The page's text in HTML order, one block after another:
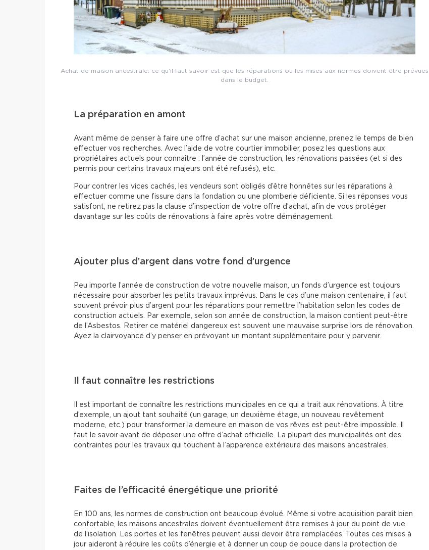
Achat de maison ancestrale: ce qu'il faut savoir est que les réparations ou les mises aux normes doivent être prévues
dans le budget.
La préparation en amont
Avant même de penser à faire une offre d’achat sur une maison ancienne, prenez le temps de bien
effectuer vos recherches. Avec l’aide de votre courtier immobilier, posez les questions aux
propriétaires actuels pour connaître : l’année de construction, les rénovations passées (et si des
permis pour certains travaux majeurs ont été refusés), etc.
Pour contrer les vices cachés, les vendeurs sont obligés d’être honnêtes sur les réparations à
effectuer comme une fissure dans la fondation ou une plomberie déficiente. Si les réponses vous
satisfont, ne retirez pas la clause d’inspection de votre offre d’achat, afin de vous protéger
davantage sur les coûts de rénovations à faire après votre déménagement.
Ajouter plus d’argent dans votre fond d’urgence
Peu importe l’année de construction de votre nouvelle maison, un fonds d’urgence est toujours
nécessaire pour absorber les petits travaux imprévus. Dans le cas d’une maison centenaire, il faut
souvent prévoir plus d’argent pour les réparations pour remettre l’habitation selon les codes de
construction actuels. Par exemple, selon son année de construction, la maison contient peut-être
de l’Asbestos. Retirer ce matériel dangereux est souvent une mauvaise surprise lors de rénovation.
Ayez la clairvoyance d’y penser en prévoyant un montant supplémentaire pour y parvenir.
Il faut connaître les restrictions
Il est important de connaître les restrictions municipales en ce qui a trait aux rénovations. À titre
d’exemple, un ajout tant souhaité (un garage, un deuxième étage, un nouveau revêtement
moderne, etc.) pour transformer la demeure en maison de vos rêves est peut-être impossible. Il
faut le savoir avant de déposer une offre d’achat officielle. La plupart des municipalités ont des
contraintes pour les travaux qui touchent à l’apparence extérieure des maisons ancestrales.
Faites de l’efficacité énergétique une priorité
En 100 ans, les normes de construction ont beaucoup évolué. Même si votre acquisition paraît bien
confortable, les maisons ancestrales doivent éventuellement être remises à jour du point de vue
de l’isolation. Les portes et les fenêtres peuvent aussi devoir être remplacées. Toutes ces mises à
jour aideront à réduire les coûts d’énergie et à donner un coup de pouce dans la protection de